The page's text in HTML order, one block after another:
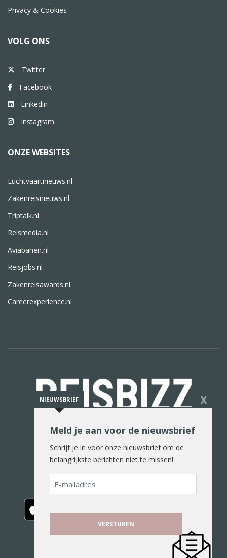
Privacy & Cookies
VOLG ONS
Twitter
Facebook
Linkedin
Instagram
ONZE WEBSITES
Luchtvaartnieuws.nl
Zakenreisnieuws.nl
Triptalk.nl
Reismedia.nl
Aviabanen.nl
Reisjobs.nl
Zakenreisawards.nl
Careerexperience.nl
De reiswereld in woord en beeld
NIEUWSBRIEF X
Meld je aan voor de nieuwsbrief
Schrijf je in voor onze nieuwsbrief om de
belangrijkste berichten niet te missen!
E-
mailadres